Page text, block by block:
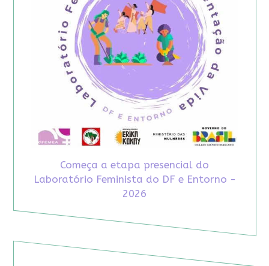
Começa a etapa presencial do
Laboratório Feminista do DF e Entorno -
2026